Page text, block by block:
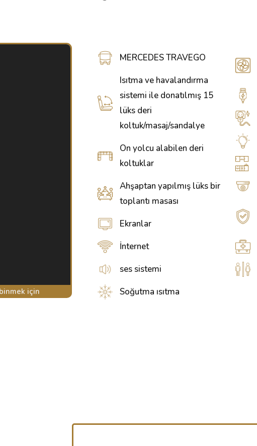
için
MERCEDES TRAVEGO
Isıtma ve havalandırma
sistemi ile donatılmış 15
lüks deri
koltuk/masaj/sandalye
On yolcu alabilen deri
koltuklar
Ahşaptan yapılmış lüks bir
toplantı masası
Ekranlar
İnternet
ses sistemi
Soğutma ısıtma